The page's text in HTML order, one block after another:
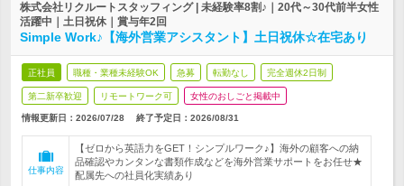
株式会社リクルートスタッフィング | 未経験率8割♪｜20代～30代前半女性
活躍中｜土日祝休｜賞与年2回
Simple Work♪【海外営業アシスタント】土日祝休☆在宅あり
正社員 職種・業種未経験OK 急募 転勤なし 完全週休2日制
第二新卒歓迎 リモートワーク可 女性のおしごと掲載中
情報更新日：2026/07/28 終了予定日： 2026/08/31
仕事内容
【ゼロから英語力をGET！シンプルワーク♪】海外の顧客への納
品確認やカンタンな書類作成などを海外営業サポートをお任せ★
配属先への社員化実績あり